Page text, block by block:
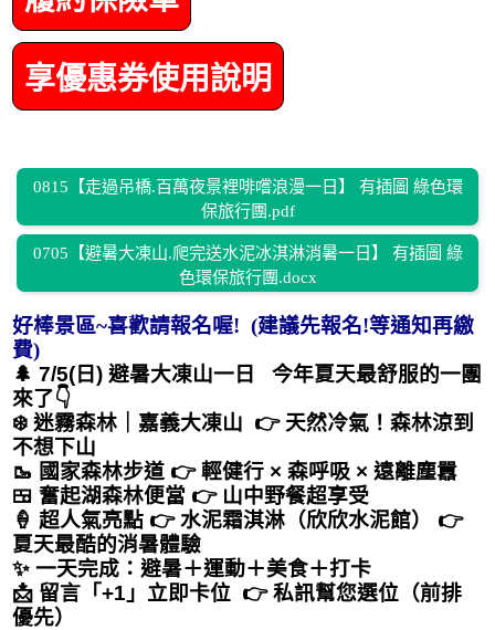
享優惠券使用說明
0815【走過吊橋.百萬夜景裡啡嚐浪漫一日】 有插圖 綠色環
保旅行團.pdf
0705【避暑大凍山.爬完送水泥冰淇淋消暑一日】 有插圖 綠
色環保旅行團.docx
好棒景區~喜歡請報名喔! (建議先報名!等通知再繳
費)
🌲 7/5(日) 避暑大凍山一日 今年夏天最舒服的一團
來了👇
❄️ 迷霧森林｜嘉義大凍山 👉 天然冷氣！森林涼到
不想下山
🥾 國家森林步道 👉 輕健行 × 森呼吸 × 遠離塵囂
🍱 奮起湖森林便當 👉 山中野餐超享受
🍦 超人氣亮點 👉 水泥霜淇淋（欣欣水泥館） 👉
夏天最酷的消暑體驗
✨ 一天完成：避暑＋運動＋美食＋打卡
📩 留言「+1」立即卡位 👉 私訊幫您選位（前排
優先）